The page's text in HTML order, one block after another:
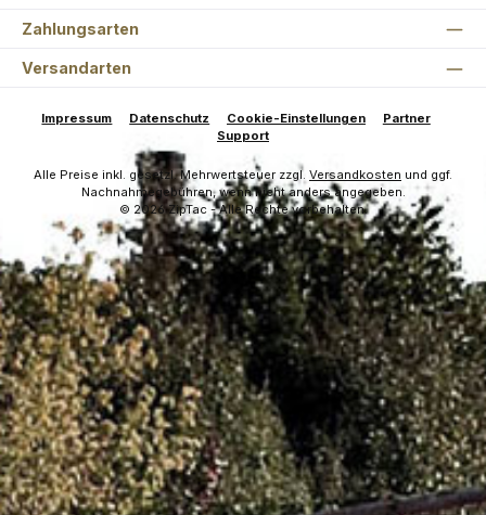
Zahlungsarten
Versandarten
Impressum Datenschutz Cookie-Einstellungen
Partner
Support
Alle Preise inkl. gesetzl. Mehrwertsteuer zzgl. Versandkosten und ggf.
Nachnahmegebühren, wenn nicht anders angegeben.
© 2026 ZipTac - Alle Rechte vorbehalten.